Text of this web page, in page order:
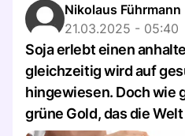
Nikolaus Führmann
21.03.2025 - 05:40
Soja erlebt einen
gleichzeitig wird auf
hingewiesen. Doch wie
grüne Gold, das die